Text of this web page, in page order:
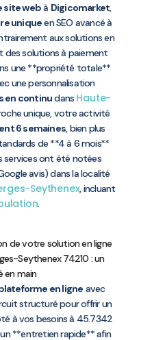
site webà Digicomarket,
uniqueen SEO avancé à
aux solutions en
solutions à paiement
une **propriété totale**
une personnalisation
en continudans Haute-
unique, votre activité
6 semaines, bien plus
de **4 à 6 mois**
services ont été notées
avis) dans la localité
Seythenex, incluant
.
de votre solution en ligne
Seythenex 74210 : un
en main
en ligne avec
structuré pour offrir un
à vos besoins à 45.7342
**entretien rapide** afin